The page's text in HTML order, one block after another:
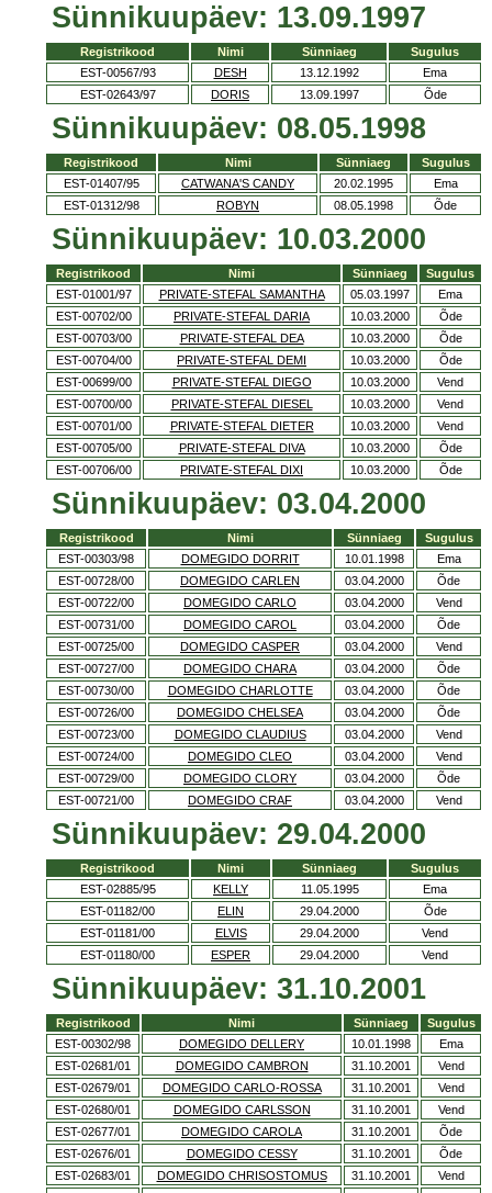
Sünnikuupäev: 13.09.1997
Registrikood Nimi Sünniaeg
Sugulus
EST-00567/93
DESH 13.12.1992
Ema
EST-02643/97
DORIS 13.09.1997 Õde
Sünnikuupäev: 08.05.1998
Registrikood Nimi Sünniaeg
Sugulus
EST-01407/95
CATWANA'S CANDY 20.02.1995
Ema
EST-01312/98
ROBYN 08.05.1998 Õde
Sünnikuupäev: 10.03.2000
Registrikood Nimi Sünniaeg
Sugulus
EST-01001/97
PRIVATE-STEFAL SAMANTHA 05.03.1997
Ema
EST-00702/00
PRIVATE-STEFAL DARIA 10.03.2000
Õde
EST-00703/00
PRIVATE-STEFAL DEA 10.03.2000
Õde
EST-00704/00
PRIVATE-STEFAL DEMI 10.03.2000
Õde
EST-00699/00
PRIVATE-STEFAL DIEGO 10.03.2000
Vend
EST-00700/00
PRIVATE-STEFAL DIESEL 10.03.2000
Vend
EST-00701/00
PRIVATE-STEFAL DIETER 10.03.2000
Vend
EST-00705/00
PRIVATE-STEFAL DIVA 10.03.2000
Õde
EST-00706/00
PRIVATE-STEFAL DIXI 10.03.2000 Õde
Sünnikuupäev: 03.04.2000
Registrikood Nimi Sünniaeg
Sugulus
EST-00303/98
DOMEGIDO DORRIT 10.01.1998
Ema
EST-00728/00
DOMEGIDO CARLEN 03.04.2000
Õde
EST-00722/00
DOMEGIDO CARLO 03.04.2000
Vend
EST-00731/00
DOMEGIDO CAROL 03.04.2000
Õde
EST-00725/00
DOMEGIDO CASPER 03.04.2000
Vend
EST-00727/00
DOMEGIDO CHARA 03.04.2000
Õde
EST-00730/00
DOMEGIDO CHARLOTTE 03.04.2000
Õde
EST-00726/00
DOMEGIDO CHELSEA 03.04.2000
Õde
EST-00723/00
DOMEGIDO CLAUDIUS 03.04.2000
Vend
EST-00724/00
DOMEGIDO CLEO 03.04.2000
Vend
EST-00729/00
DOMEGIDO CLORY 03.04.2000
Õde
EST-00721/00
DOMEGIDO CRAF 03.04.2000 Vend
Sünnikuupäev: 29.04.2000
Registrikood Nimi Sünniaeg
Sugulus
EST-02885/95
KELLY 11.05.1995
Ema
EST-01182/00
ELIN 29.04.2000
Õde
EST-01181/00
ELVIS 29.04.2000
Vend
EST-01180/00
ESPER 29.04.2000 Vend
Sünnikuupäev: 31.10.2001
Registrikood Nimi Sünniaeg
Sugulus
EST-00302/98
DOMEGIDO DELLERY 10.01.1998
Ema
EST-02681/01
DOMEGIDO CAMBRON 31.10.2001
Vend
EST-02679/01
DOMEGIDO CARLO-ROSSA 31.10.2001
Vend
EST-02680/01
DOMEGIDO CARLSSON 31.10.2001
Vend
EST-02677/01
DOMEGIDO CAROLA 31.10.2001
Õde
EST-02676/01
DOMEGIDO CESSY 31.10.2001
Õde
EST-02683/01
DOMEGIDO CHRISOSTOMUS 31.10.2001
Vend